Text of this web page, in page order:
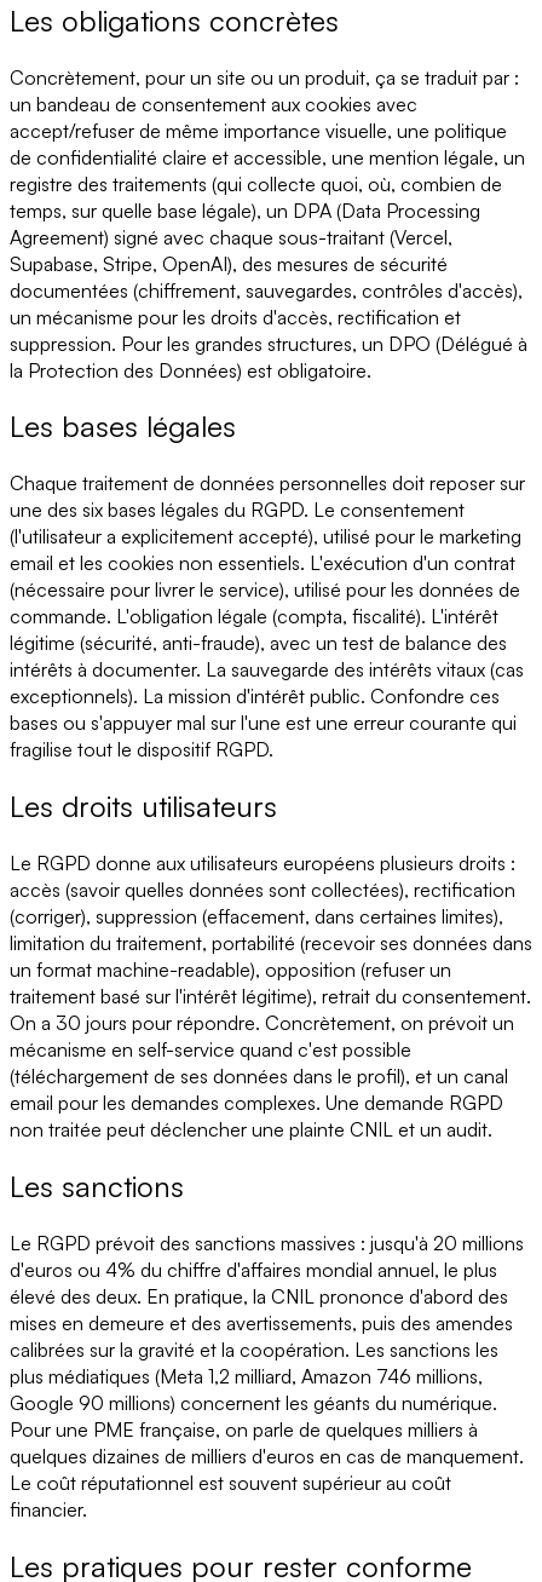
Les obligations concrètes
Concrètement, pour un site ou un produit, ça se traduit par :
un bandeau de consentement aux cookies avec
accept/refuser de même importance visuelle, une politique
de confidentialité claire et accessible, une mention légale, un
registre des traitements (qui collecte quoi, où, combien de
temps, sur quelle base légale), un DPA (Data Processing
Agreement) signé avec chaque sous-traitant (Vercel,
Supabase, Stripe, OpenAI), des mesures de sécurité
documentées (chiffrement, sauvegardes, contrôles d'accès),
un mécanisme pour les droits d'accès, rectification et
suppression. Pour les grandes structures, un DPO (Délégué à
la Protection des Données) est obligatoire.
Les bases légales
Chaque traitement de données personnelles doit reposer sur
une des six bases légales du RGPD. Le consentement
(l'utilisateur a explicitement accepté), utilisé pour le marketing
email et les cookies non essentiels. L'exécution d'un contrat
(nécessaire pour livrer le service), utilisé pour les données de
commande. L'obligation légale (compta, fiscalité). L'intérêt
légitime (sécurité, anti-fraude), avec un test de balance des
intérêts à documenter. La sauvegarde des intérêts vitaux (cas
exceptionnels). La mission d'intérêt public. Confondre ces
bases ou s'appuyer mal sur l'une est une erreur courante qui
fragilise tout le dispositif RGPD.
Les droits utilisateurs
Le RGPD donne aux utilisateurs européens plusieurs droits :
accès (savoir quelles données sont collectées), rectification
(corriger), suppression (effacement, dans certaines limites),
limitation du traitement, portabilité (recevoir ses données dans
un format machine-readable), opposition (refuser un
traitement basé sur l'intérêt légitime), retrait du consentement.
On a 30 jours pour répondre. Concrètement, on prévoit un
mécanisme en self-service quand c'est possible
(téléchargement de ses données dans le profil), et un canal
email pour les demandes complexes. Une demande RGPD
non traitée peut déclencher une plainte CNIL et un audit.
Les sanctions
Le RGPD prévoit des sanctions massives : jusqu'à 20 millions
d'euros ou 4% du chiffre d'affaires mondial annuel, le plus
élevé des deux. En pratique, la CNIL prononce d'abord des
mises en demeure et des avertissements, puis des amendes
calibrées sur la gravité et la coopération. Les sanctions les
plus médiatiques (Meta 1,2 milliard, Amazon 746 millions,
Google 90 millions) concernent les géants du numérique.
Pour une PME française, on parle de quelques milliers à
quelques dizaines de milliers d'euros en cas de manquement.
Le coût réputationnel est souvent supérieur au coût
financier.
Les pratiques pour rester conforme